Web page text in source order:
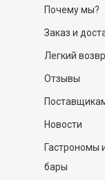
Почему мы?
Заказ и
Легкий
Отзывы
Новости
Гастрономы
бары